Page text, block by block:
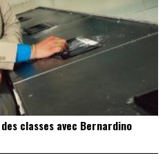
classes avec Bernardino